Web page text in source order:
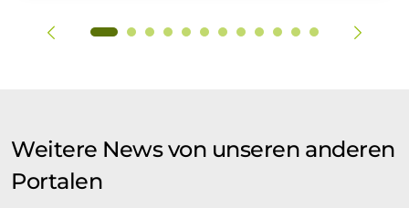
Weitere News von unseren anderen
Portalen